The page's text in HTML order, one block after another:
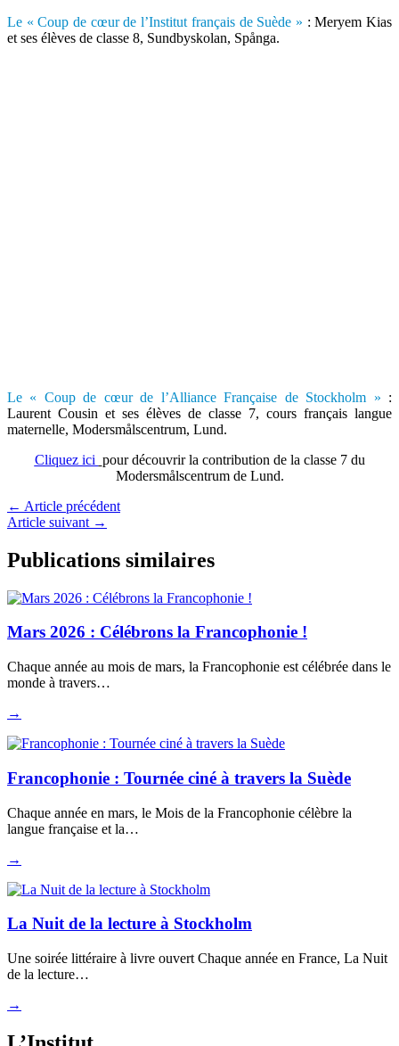
Le « Coup de cœur de l’Institut français de Suède » : Meryem Kias
et ses élèves de classe 8, Sundbyskolan, Spånga.
Le « Coup de cœur de l’Alliance Française de Stockholm » :
Laurent Cousin et ses élèves de classe 7, cours français langue
maternelle, Modersmålscentrum, Lund.
Cliquez ici pour découvrir la contribution de la classe 7 du
Modersmålscentrum de Lund.
← Article précédent
Article suivant →
Publications similaires
Mars 2026 : Célébrons la Francophonie !
Chaque année au mois de mars, la Francophonie est célébrée dans le
monde à travers…
→
Francophonie : Tournée ciné à travers la Suède
Chaque année en mars, le Mois de la Francophonie célèbre la
langue française et la…
→
La Nuit de la lecture à Stockholm
Une soirée littéraire à livre ouvert Chaque année en France, La Nuit
de la lecture…
→